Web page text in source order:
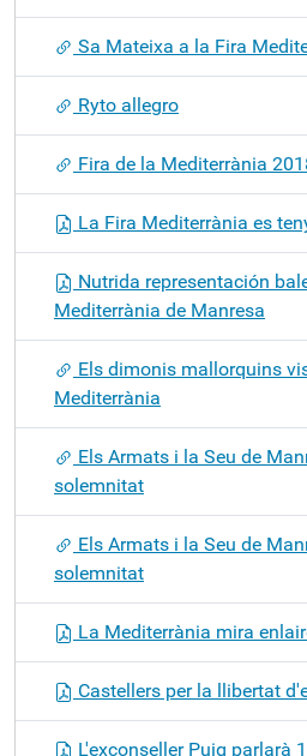
Sa Mateixa a la Fira
Ryto allegro
Fira de la Mediterrània
La Fira Mediterrània es
Nutrida representación
Mediterrània de Manresa
Els dimonis mallorquins
Mediterrània
Els Armats i la Seu de
solemnitat
Els Armats i la Seu de
solemnitat
La Mediterrània mira
Castellers per la llibertat
L'exconseller Puig parlarà